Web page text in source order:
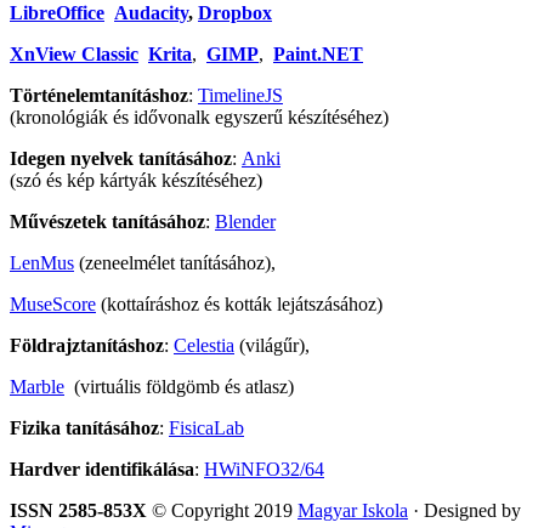
LibreOffice Audacity, Dropbox
XnView Classic Krita, GIMP, Paint.NET
Történelemtanításhoz: TimelineJS
(kronológiák és idővonalk egyszerű készítéséhez)
Idegen nyelvek tanításához: Anki
(szó és kép kártyák készítéséhez)
Művészetek tanításához: Blender
LenMus (zeneelmélet tanításához),
MuseScore (kottaíráshoz és kották lejátszásához)
Földrajztanításhoz: Celestia (világűr),
Marble (virtuális földgömb és atlasz)
Fizika tanításához: FisicaLab
Hardver identifikálása: HWiNFO32/64
ISSN 2585-853X © Copyright 2019 Magyar Iskola · Designed by